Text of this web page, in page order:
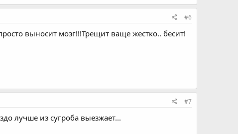
#6
выносит мозг!!!Трещит ваще жестко.. бесит!
#7
лучше из сугроба выезжает...